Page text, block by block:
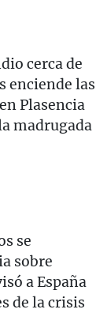
cerca de
enciende las
Plasencia
madrugada
se
sobre
a España
de la crisis